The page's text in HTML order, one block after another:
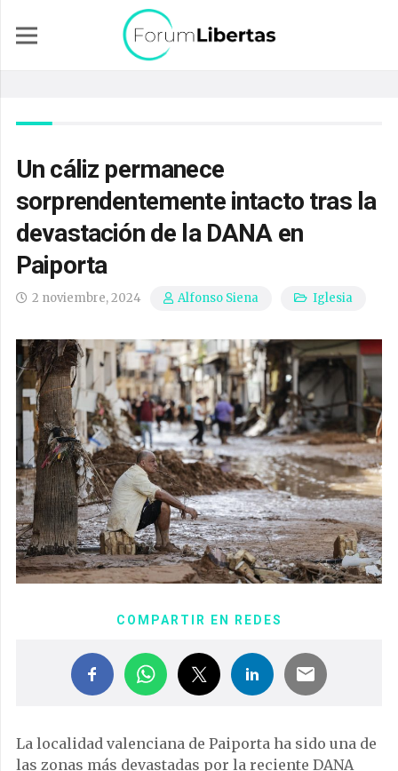
Un cáliz permanece
sorprendentemente intacto tras la
devastación de la DANA en
Paiporta
2 noviembre, 2024 Alfonso Siena Iglesia
COMPARTIR EN REDES
La localidad valenciana de Paiporta ha sido una de
las zonas más devastadas por la reciente DANA